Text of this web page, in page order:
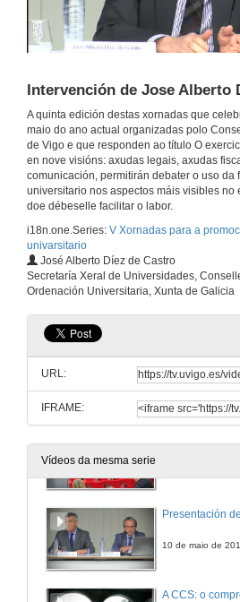
Intervención de Jose Alberto
A quinta edición destas xornadas que
maio do ano actual organizadas polo
de Vigo e que responden ao título O
en nove visións: axudas legais, axudas
comunicación, permitirán debater o uso da
universitario nos aspectos máis visibles no
doe débeselle facilitar o labor.
i18n.one.Series: V Xornadas para a
univarsitario
José Alberto Díez de Castro
Secretaría Xeral de Universidades,
Ordenación Universitaria, Xunta de Galicia
URL:
IFRAME:
Vídeos da mesma serie
Presentación
10 de maio de
Conferencia
10 de maio de
Conferencia
10 de maio de
Presentación
10 de maio de